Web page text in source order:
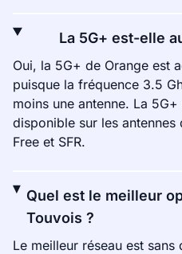
La 5G+ est-elle
Oui, la 5G+ de Orange est
puisque la fréquence 3.5
moins une antenne. La 5G+
disponible sur les antennes
Free et SFR.
Quel est le meilleur
Touvois ?
Le meilleur réseau est